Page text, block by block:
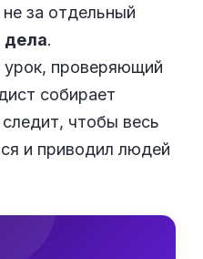
за отдельный
дела.
урок, проверяющий
собирает
чтобы весь
и приводил людей